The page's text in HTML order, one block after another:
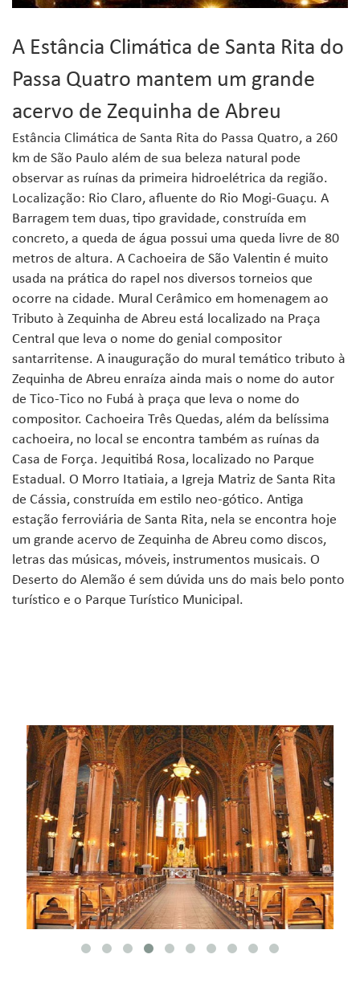
A Estância Climática de Santa Rita do
Passa Quatro mantem um grande
acervo de Zequinha de Abreu
Estância Climática de Santa Rita do Passa Quatro, a 260
km de São Paulo além de sua beleza natural pode
observar as ruínas da primeira hidroelétrica da região.
Localização: Rio Claro, afluente do Rio Mogi-Guaçu. A
Barragem tem duas, tipo gravidade, construída em
concreto, a queda de água possui uma queda livre de 80
metros de altura. A Cachoeira de São Valentin é muito
usada na prática do rapel nos diversos torneios que
ocorre na cidade. Mural Cerâmico em homenagem ao
Tributo à Zequinha de Abreu está localizado na Praça
Central que leva o nome do genial compositor
santarritense. A inauguração do mural temático tributo à
Zequinha de Abreu enraíza ainda mais o nome do autor
de Tico-Tico no Fubá à praça que leva o nome do
compositor. Cachoeira Três Quedas, além da belíssima
cachoeira, no local se encontra também as ruínas da
Casa de Força. Jequitibá Rosa, localizado no Parque
Estadual. O Morro Itatiaia, a Igreja Matriz de Santa Rita
de Cássia, construída em estilo neo-gótico. Antiga
estação ferroviária de Santa Rita, nela se encontra hoje
um grande acervo de Zequinha de Abreu como discos,
letras das músicas, móveis, instrumentos musicais. O
Deserto do Alemão é sem dúvida uns do mais belo ponto
turístico e o Parque Turístico Municipal.